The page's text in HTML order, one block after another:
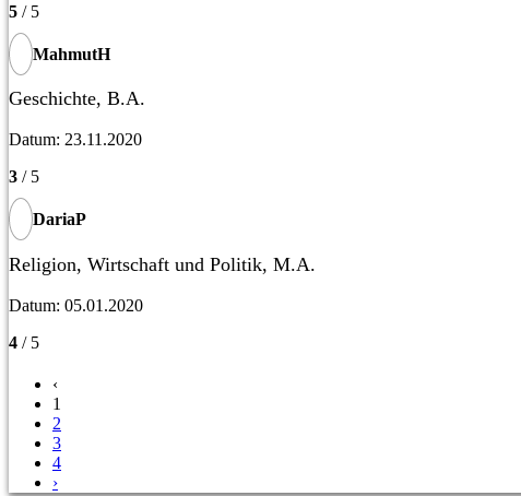
5 / 5
MahmutH
Geschichte, B.A.
Datum: 23.11.2020
3 / 5
DariaP
Religion, Wirtschaft und Politik, M.A.
Datum: 05.01.2020
4 / 5
‹
1
2
3
4
›